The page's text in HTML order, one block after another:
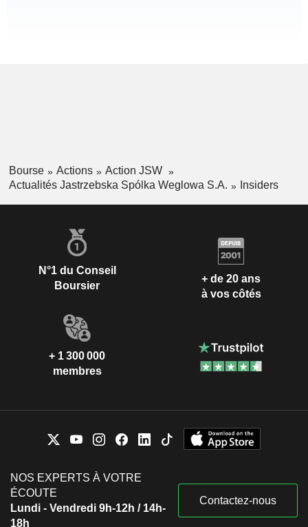
Bourse Actions
Action JSW
Actualités Jastrzebska Spólka Weglowa S.A.
Insiders
N°1 du Conseil
Boursier
+ de 20 ans
à vos côtés
+ 1 300 000
membres
NOS EXPERTS À VOTRE
ÉCOUTE
Lundi - Vendredi 9h-12h / 14h-
18h
Contactez-nous